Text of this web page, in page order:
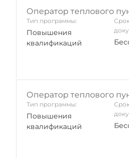
Оператор теплового
Тип программы:
Повышения
квалификаций
Оператор теплового
Тип программы:
Повышения
квалификаций